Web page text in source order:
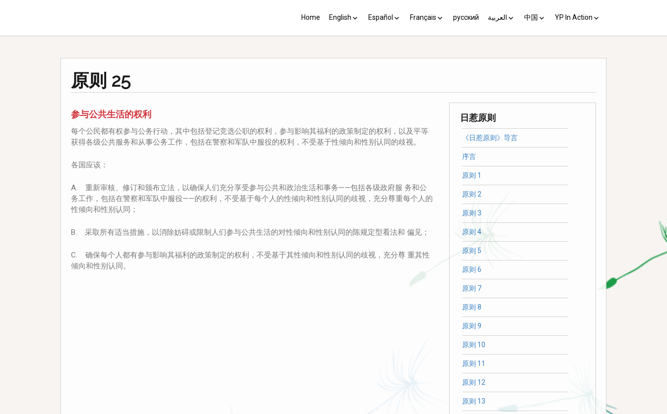
Home English Español Français русский العربية 中国 YP In Action
Download the Guide in your
原则 25
参与公共生活的权利
每个公民都有权参与公务行动，其中包括登记竞选公职的权利，参与影响其福利的政策制定的权利，以及平等
获得各级公共服务和从事公务工作，包括在警察和军队中服役的权利，不受基于性倾向和性别认同的歧视。
各国应该：
A. 重新审核、修订和颁布立法，以确保人们充分享受参与公共和政治生活和事务——包括各级政府服 务和公
务工作，包括在警察和军队中服役——的权利，不受基于每个人的性倾向和性别认同的歧视，充分尊重每个人的
性倾向和性别认同；
B. 采取所有适当措施，以消除妨碍或限制人们参与公共生活的对性倾向和性别认同的陈规定型看法和 偏见；
C. 确保每个人都有参与影响其福利的政策制定的权利，不受基于其性倾向和性别认同的歧视，充分尊 重其性
倾向和性别认同。
日惹原则
《日惹原则》导言
序言
原则 1
原则 2
原则 3
原则 4
原则 5
原则 6
原则 7
原则 8
原则 9
原则 10
原则 11
原则 12
原则 13